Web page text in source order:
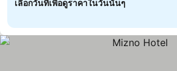
เลือกวันที่เพื่อดูราคาในวันนั้นๆ